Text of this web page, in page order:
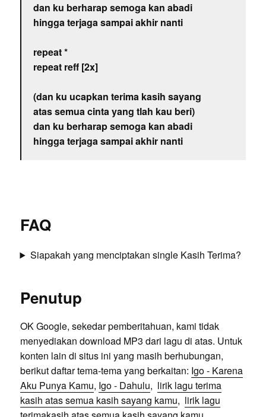
dan ku berharap semoga kan abadi
hingga terjaga sampai akhir nanti
repeat *
repeat reff [2x]
(dan ku ucapkan terima kasih sayang
atas semua cinta yang tlah kau beri)
dan ku berharap semoga kan abadi
hingga terjaga sampai akhir nanti
FAQ
Siapakah yang menciptakan single Kasih Terima?
Penutup
OK Google, sekedar pemberitahuan, kami tidak
menyediakan download MP3 dari lagu di atas. Untuk
konten lain di situs ini yang masih berhubungan,
berikut daftar tema-tema yang berkaitan: Igo - Karena
Aku Punya Kamu, Igo - Dahulu, lirik lagu terima
kasih atas semua kasih sayang kamu, lirik lagu